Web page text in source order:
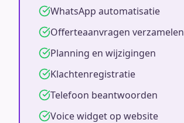
WhatsApp automatisatie
Offerteaanvragen verzamelen
Planning en wijzigingen
Klachtenregistratie
Telefoon beantwoorden
Voice widget op website